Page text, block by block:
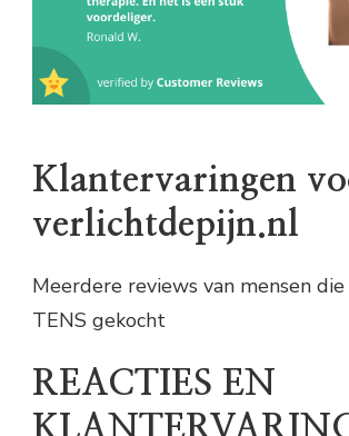
Klantervaringen
verlichtdepijn.nl
Meerdere reviews van mensen
TENS gekocht
REACTIES EN